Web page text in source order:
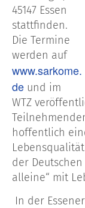
45147 Essen
stattfinden.
Die Termine
werden auf
www.sarkome.
de und im
WTZ
hoffentlich
der
alleine“ mit
In der